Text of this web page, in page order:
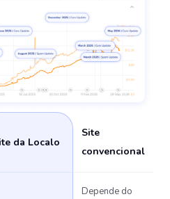
da Localo
Site
convencional
Depende do